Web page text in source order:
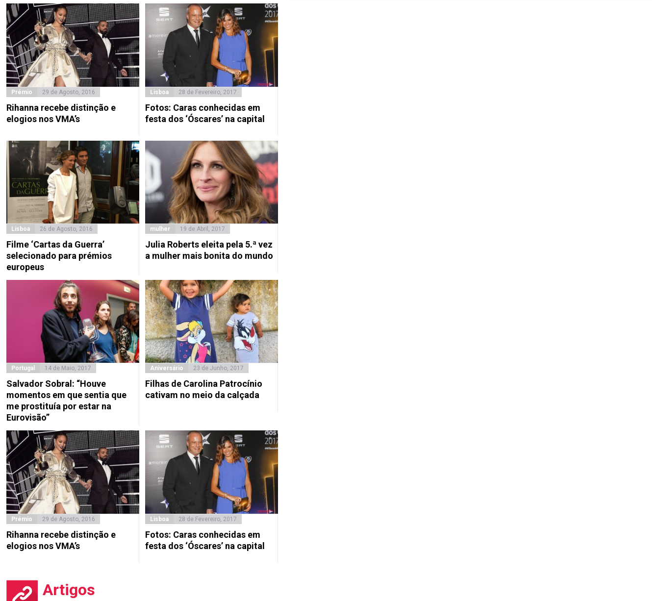
Prémio 29 de Agosto, 2016
Rihanna recebe distinção e
elogios nos VMA’s
Lisboa 28 de Fevereiro, 2017
Fotos: Caras conhecidas em
festa dos ‘Óscares’ na capital
Lisboa 26 de Agosto, 2016
Filme ‘Cartas da Guerra’
selecionado para prémios
europeus
mulher 19 de Abril, 2017
Julia Roberts eleita pela 5.ª vez
a mulher mais bonita do mundo
Portugal 14 de Maio, 2017
Salvador Sobral: “Houve
momentos em que sentia que
me prostituía por estar na
Eurovisão”
Aniversário 23 de Junho, 2017
Filhas de Carolina Patrocínio
cativam no meio da calçada
Prémio 29 de Agosto, 2016
Rihanna recebe distinção e
elogios nos VMA’s
Lisboa 28 de Fevereiro, 2017
Fotos: Caras conhecidas em
festa dos ‘Óscares’ na capital
Artigos